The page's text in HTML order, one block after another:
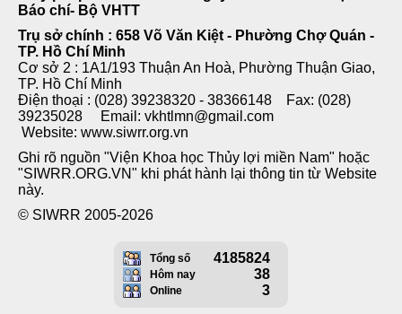
Báo chí- Bộ VHTT
Trụ sở chính : 658 Võ Văn Kiệt - Phường Chợ Quán -
TP. Hồ Chí Minh
Cơ sở 2 : 1A1/193 Thuận An Hoà, Phường Thuận Giao,
TP. Hồ Chí Minh
Điện thoại : (028) 39238320 - 38366148 Fax: (028)
39235028 Email: vkhtlmn@gmail.com
Website: www.siwrr.org.vn
Ghi rõ nguồn "Viện Khoa học Thủy lợi miền Nam" hoặc
"SIWRR.ORG.VN" khi phát hành lại thông tin từ Website
này.
© SIWRR 2005-2026
Tổng số 4185824
Hôm nay 38
Online 3